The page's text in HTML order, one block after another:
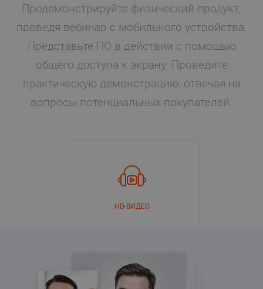
Продемонстрируйте физический продукт,
проведя вебинар с мобильного устройства.
Представьте ПО в действии с помощью
общего доступа к экрану. Проведите
практическую демонстрацию, отвечая на
вопросы потенциальных покупателей.
HD-ВИДЕО